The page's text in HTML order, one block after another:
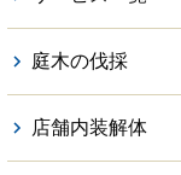
庭木の伐採
店舗内装解体